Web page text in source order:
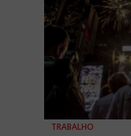
TRABALHO